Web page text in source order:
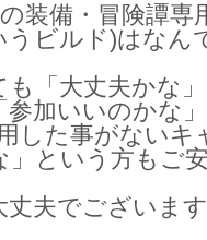
装備・冒険譚専
うビルド)はなん
「大丈夫かな
加いいのかな」
用した事がないキ
」という方もご
丈夫でございま